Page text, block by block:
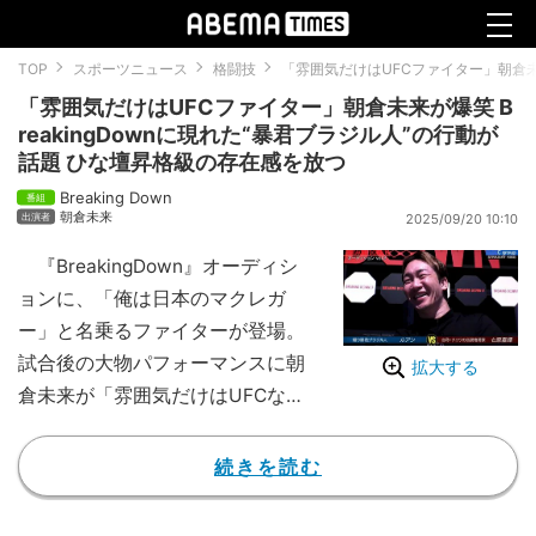
TOP スポーツニュース 格闘技 「雰囲気だけはUFCファイター」朝
「雰囲気だけはUFCファイター」朝倉未来が爆笑 B
reakingDownに現れた“暴君ブラジル人”の行動が
話題 ひな壇昇格級の存在感を放つ
Breaking Down
朝倉未来 2025/09/20 10:10
拡大する
『BreakingDown』オーディシ
ョンに、「俺は日本のマクレガ
ー」と名乗るファイターが登場。
試合後の大物パフォーマンスに朝
倉未来が「雰囲気だけはUFCなん
れていた。
19日、朝倉未来のYouTubeチャ
続きを読む